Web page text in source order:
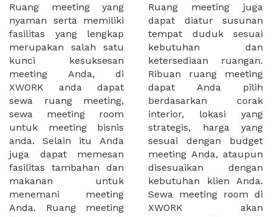
Ruang meeting yang
nyaman serta memiliki
fasilitas yang lengkap
merupakan salah satu
kunci kesuksesan
meeting Anda, di
XWORK anda dapat
sewa ruang meeting,
sewa meeting room
untuk meeting bisnis
anda. Selain itu Anda
juga dapat memesan
fasilitas tambahan dan
makanan untuk
menemani meeting
Anda. Ruang meeting
Ruang meeting juga
dapat diatur susunan
tempat duduk sesuai
kebutuhan dan
ketersediaan ruangan.
Ribuan ruang meeting
dapat Anda pilih
berdasarkan corak
interior, lokasi yang
strategis, harga yang
sesuai dengan budget
meeting Anda, ataupun
disesuaikan dengan
kebutuhan klien Anda.
Sewa meeting room di
XWORK akan